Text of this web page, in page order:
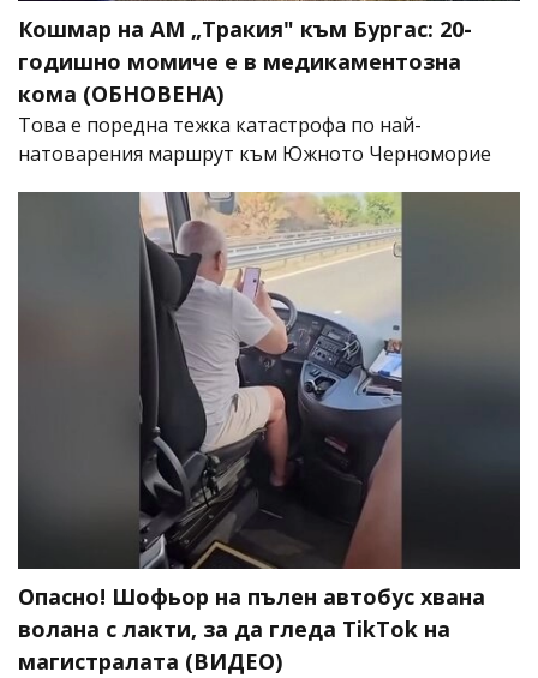
Кошмар на АМ „Тракия" към Бургас: 20-
годишно момиче е в медикаментозна
кома (ОБНОВЕНА)
Това е поредна тежка катастрофа по най-
натоварения маршрут към Южното Черноморие
Опасно! Шофьор на пълен автобус хвана
волана с лакти, за да гледа TikTok на
магистралата (ВИДЕО)